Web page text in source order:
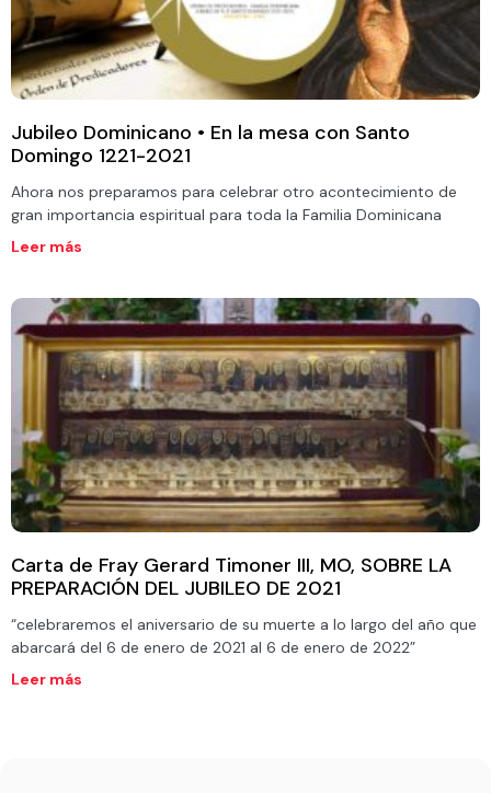
Jubileo Dominicano • En la mesa con Santo
Domingo 1221-2021
Ahora nos preparamos para celebrar otro acontecimiento de
gran importancia espiritual para toda la Familia Dominicana
Leer más
Carta de Fray Gerard Timoner III, MO, SOBRE LA
PREPARACIÓN DEL JUBILEO DE 2021
“celebraremos el aniversario de su muerte a lo largo del año que
abarcará del 6 de enero de 2021 al 6 de enero de 2022”
Leer más